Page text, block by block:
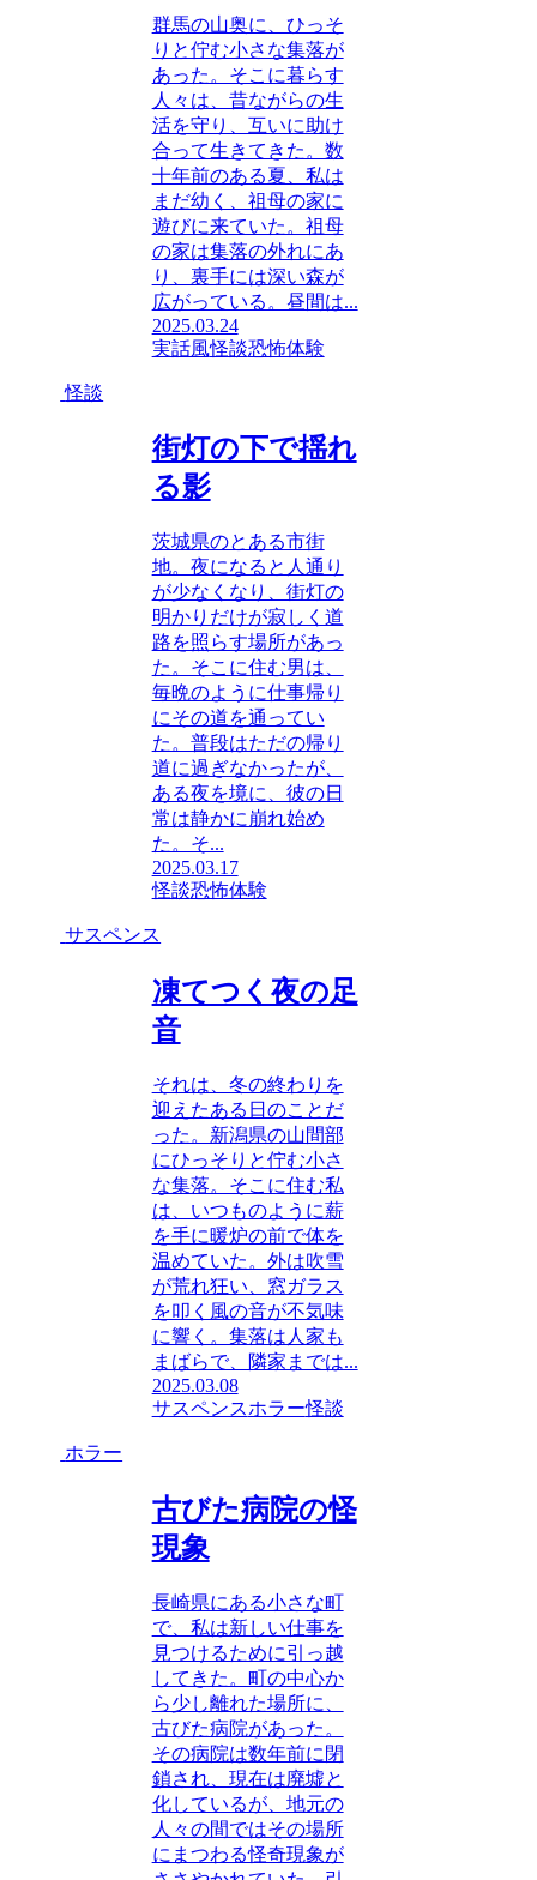
群馬の山奥に、ひっそ
りと佇む小さな集落が
あった。そこに暮らす
人々は、昔ながらの生
活を守り、互いに助け
合って生きてきた。数
十年前のある夏、私は
まだ幼く、祖母の家に
遊びに来ていた。祖母
の家は集落の外れにあ
り、裏手には深い森が
広がっている。昼間は...
2025.03.24
実話風怪談恐怖体験
怪談
街灯の下で揺れ
る影
茨城県のとある市街
地。夜になると人通り
が少なくなり、街灯の
明かりだけが寂しく道
路を照らす場所があっ
た。そこに住む男は、
毎晩のように仕事帰り
にその道を通ってい
た。普段はただの帰り
道に過ぎなかったが、
ある夜を境に、彼の日
常は静かに崩れ始め
た。そ...
2025.03.17
怪談恐怖体験
サスペンス
凍てつく夜の足
音
それは、冬の終わりを
迎えたある日のことだ
った。新潟県の山間部
にひっそりと佇む小さ
な集落。そこに住む私
は、いつものように薪
を手に暖炉の前で体を
温めていた。外は吹雪
が荒れ狂い、窓ガラス
を叩く風の音が不気味
に響く。集落は人家も
まばらで、隣家までは...
2025.03.08
サスペンスホラー怪談
ホラー
古びた病院の怪
現象
長崎県にある小さな町
で、私は新しい仕事を
見つけるために引っ越
してきた。町の中心か
ら少し離れた場所に、
古びた病院があった。
その病院は数年前に閉
鎖され、現在は廃墟と
化しているが、地元の
人々の間ではその場所
にまつわる怪奇現象が